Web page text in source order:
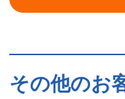
その他のお